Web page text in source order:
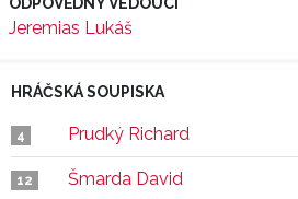
Jeremias Lukáš
HRÁČSKÁ SOUPISKA
4 Prudký Richard
12 Šmarda David